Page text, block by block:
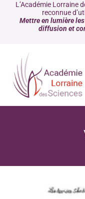
L’Académie Lorraine
reconnue
Mettre en lumière
diffusion et